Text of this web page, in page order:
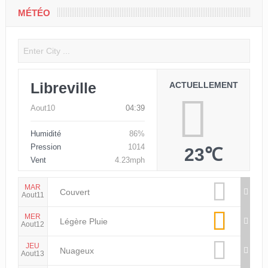
MÉTÉO
Libreville
Aout10 04:39
Humidité
86%
Pression
1014
Vent
4.23mph
ACTUELLEMENT
23℃
MAR
Aout11
Couvert
MER
Aout12
Légère Pluie
JEU
Aout13
Nuageux